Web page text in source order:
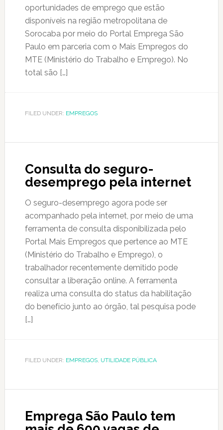
oportunidades de emprego que estão
disponíveis na região metropolitana de
Sorocaba por meio do Portal Emprega São
Paulo em parceria com o Mais Empregos do
MTE (Ministério do Trabalho e Emprego). No
total são […]
FILED UNDER: EMPREGOS
Consulta do seguro-
desemprego pela internet
O seguro-desemprego agora pode ser
acompanhado pela internet, por meio de uma
ferramenta de consulta disponibilizada pelo
Portal Mais Empregos que pertence ao MTE
(Ministério do Trabalho e Emprego), o
trabalhador recentemente demitido pode
consultar a liberação online. A ferramenta
realiza uma consulta do status da habilitação
do benefício junto ao órgão, tal pesquisa pode
[…]
FILED UNDER: EMPREGOS, UTILIDADE PÚBLICA
Emprega São Paulo tem